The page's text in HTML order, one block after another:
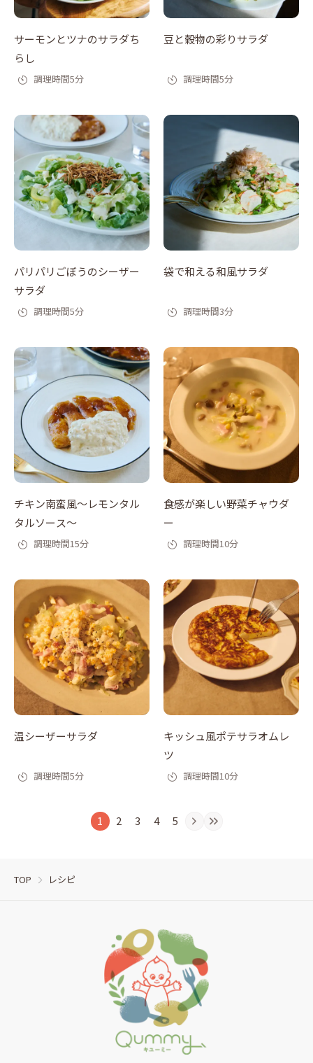
サーモンとツナのサラダち
らし
調理時間5分
豆と穀物の彩りサラダ
調理時間5分
パリパリごぼうのシーザー
サラダ
調理時間5分
袋で和える和風サラダ
調理時間3分
チキン南蛮風～レモンタル
タルソース～
調理時間15分
食感が楽しい野菜チャウダ
ー
調理時間10分
温シーザーサラダ
調理時間5分
キッシュ風ポテサラオムレ
ツ
調理時間10分
1 2 3 4 5
TOP レシピ